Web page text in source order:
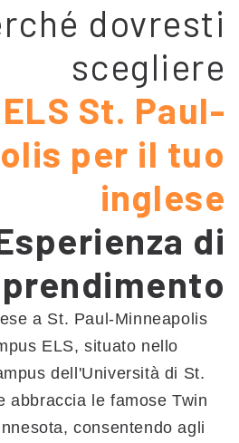
dovresti
scegliere
ELS St. Paul-
per il tuo
inglese
di
a St. Paul-Minneapolis
ELS, situato nello
dell'Università di St.
abbraccia le famose Twin
consentendo agli